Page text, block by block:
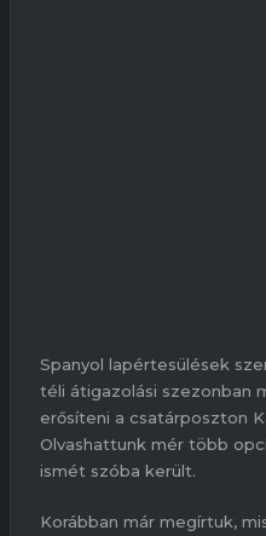
Spanyol lapértesülések
téli átigazolási szezonban
erősíteni a csatárposzton
Olvashattunk mér több
ismét szóba került.
Korábban már megírtuk,